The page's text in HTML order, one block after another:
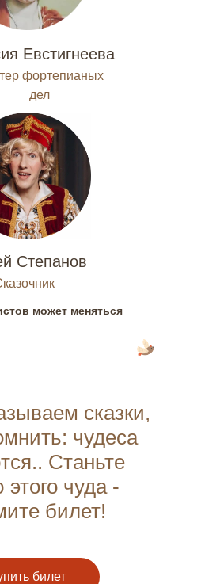
Степанов
Евстигнеева
фортепианых
дел
может меняться
билет
сказки,
чудеса
Станьте
этого чуда -
билет!